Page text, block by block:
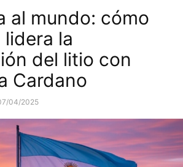
al mundo: cómo
la
del litio con
Cardano
04/2025